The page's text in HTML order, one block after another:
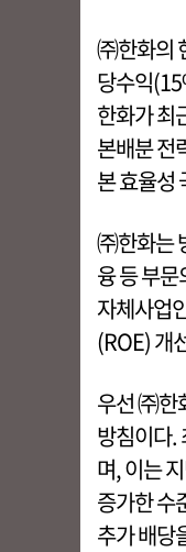
㈜한화의
당수익
한화가 최
본배분 전
본 효율성
㈜한화는
융 등 부
자체사업
(ROE) 개
우선 ㈜한
방침이다.
며, 이는
증가한 수
추가 배당